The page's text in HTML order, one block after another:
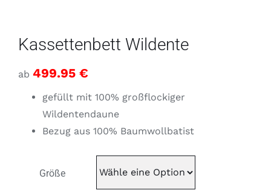
Kassettenbett Wildente
ab 499.95 €
gefüllt mit 100% großflockiger
Wildentendaune
Bezug aus 100% Baumwollbatist
Größe